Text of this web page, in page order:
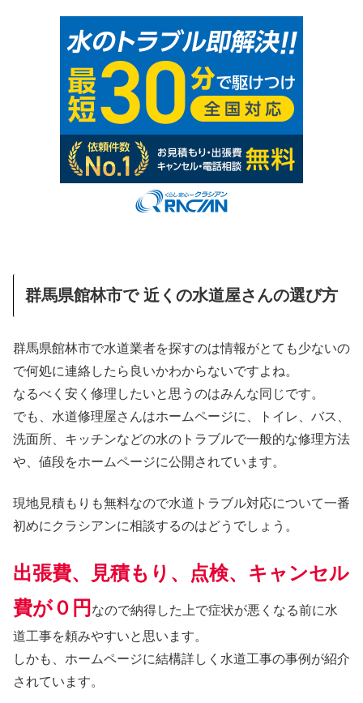
群馬県館林市で 近くの水道屋さんの選び方
群馬県館林市で水道業者を探すのは情報がとても少ないの
で何処に連絡したら良いかわからないですよね。
なるべく安く修理したいと思うのはみんな同じです。
でも、水道修理屋さんはホームページに、トイレ、バス、
洗面所、キッチンなどの水のトラブルで一般的な修理方法
や、値段をホームページに公開されています。
現地見積もりも無料なので水道トラブル対応について一番
初めにクラシアンに相談するのはどうでしょう。
出張費、見積もり、点検、キャンセル
費が０円 なので納得した上で症状が悪くなる前に水
道工事を頼みやすいと思います。
しかも、ホームページに結構詳しく水道工事の事例が紹介
されています。